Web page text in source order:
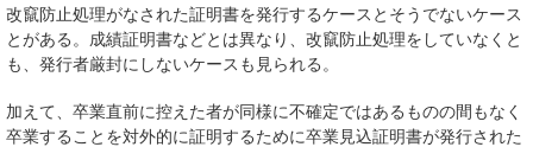
改竄防止処理がなされた証明書を発行するケースとそうでないケース
とがある。成績証明書などとは異なり、改竄防止処理をしていなくと
も、発行者厳封にしないケースも見られる。
加えて、卒業直前に控えた者が同様に不確定ではあるものの間もなく
卒業することを対外的に証明するために卒業見込証明書が発行された